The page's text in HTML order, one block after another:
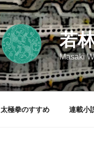
若
Masaki
太極拳のすすめ 連載小